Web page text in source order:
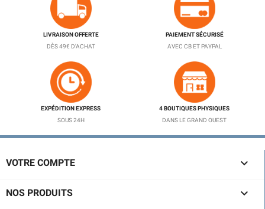
LIVRAISON OFFERTE
DÈS 49€ D'ACHAT
PAIEMENT SÉCURISÉ
AVEC CB ET PAYPAL
EXPÉDITION EXPRESS
SOUS 24H
4 BOUTIQUES PHYSIQUES
DANS LE GRAND OUEST
VOTRE COMPTE 
NOS PRODUITS 